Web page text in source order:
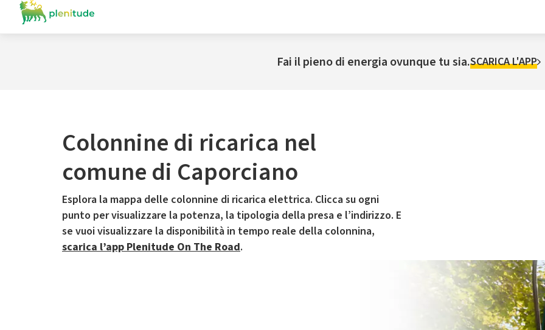
Fai il pieno di energia ovunque tu sia.SCARICA L'APP
Colonnine di ricarica nel
comune di Caporciano
Esplora la mappa delle colonnine di ricarica elettrica. Clicca su ogni
punto per visualizzare la potenza, la tipologia della presa e l’indirizzo. E
se vuoi visualizzare la disponibilità in tempo reale della colonnina,
scarica l’app Plenitude On The Road.